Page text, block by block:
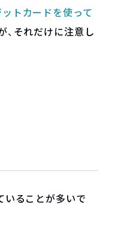
トカードを使って
、それだけに注意し
いることが多いで